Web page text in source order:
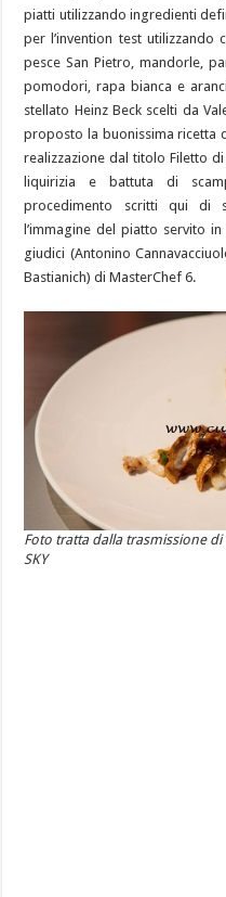
piatti utilizzando ingredienti
per l’invention test utilizzando
pesce San Pietro, mandorle,
pomodori, rapa bianca e
stellato Heinz Beck scelti da
proposto la buonissima ricetta
realizzazione dal titolo Filetto
liquirizia e battuta di
procedimento scritti qui di
l’immagine del piatto servito
giudici (Antonino
Bastianich) di MasterChef 6.
Foto tratta dalla trasmissione
SKY